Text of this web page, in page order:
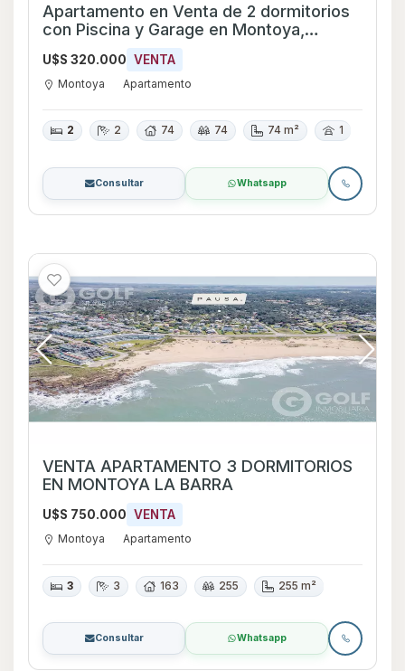
Apartamento en Venta de 2 dormitorios
con Piscina y Garage en Montoya,
Maldonado
U$S 320.000 VENTA
Montoya Apartamento
2 2 74 74 74 m² 1
Consultar Whatsapp
VENTA APARTAMENTO 3 DORMITORIOS
EN MONTOYA LA BARRA
U$S 750.000 VENTA
Montoya Apartamento
3 3 163 255 255 m²
Consultar Whatsapp